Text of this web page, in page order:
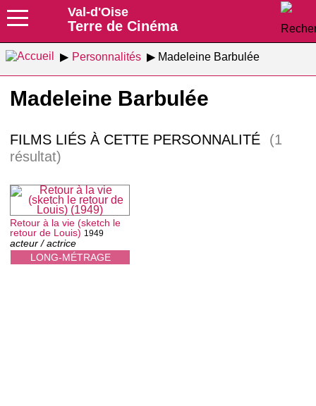
Val-d'Oise
Terre de Cinéma
Personnalités Madeleine Barbulée
Madeleine Barbulée
FILMS LIÉS À CETTE PERSONNALITÉ
(1
résultat)
LONG-MÉTRAGE
Retour à la vie (sketch le
retour de Louis) 1949
acteur / actrice